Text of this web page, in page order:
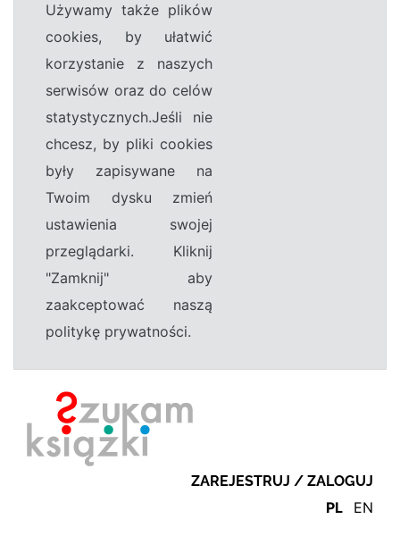
Używamy także plików
cookies, by ułatwić
korzystanie z naszych
serwisów oraz do celów
statystycznych.Jeśli nie
chcesz, by pliki cookies
były zapisywane na
Twoim dysku zmień
ustawienia swojej
przeglądarki. Kliknij
"Zamknij" aby
zaakceptować naszą
politykę prywatności.
ZAREJESTRUJ / ZALOGUJ
PL EN